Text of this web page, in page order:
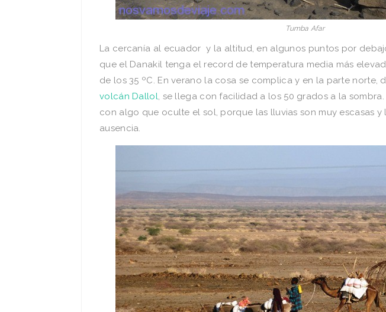
Tumba Afar
La cercanía al ecuador y la altitud, en algunos puntos por
que el Danakil tenga el record de temperatura media más
de los 35 ºC. En verano la cosa se complica y en la parte norte,
volcán Dallol, se llega con facilidad a los 50 grados a la
con algo que oculte el sol, porque las lluvias son muy escasas
ausencia.